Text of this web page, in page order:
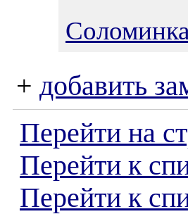
Соломинка
+ добавить
Перейти на
Перейти к
Перейти к